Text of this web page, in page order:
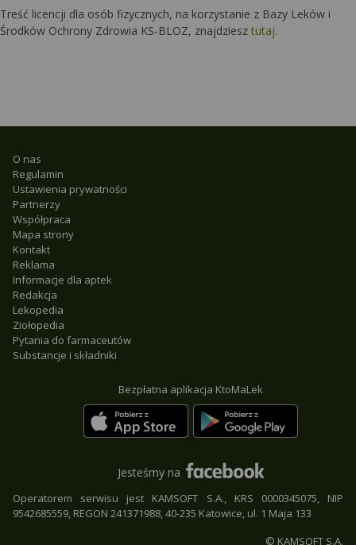
Treść licencji dla osób fizycznych, na korzystanie z Bazy Leków i
Środków Ochrony Zdrowia KS-BLOZ, znajdziesz tutaj.
O nas
Regulamin
Ustawienia prywatności
Partnerzy
Współpraca
Mapa strony
Kontakt
Reklama
Informacje dla aptek
Redakcja
Lekopedia
Ziołopedia
Pytania do farmaceutów
Substancje i składniki
Bezpłatna aplikacja KtoMaLek
Jesteśmy na
Operatorem serwisu jest KAMSOFT S.A., KRS 0000345075, NIP
9542685559, REGON 241371988, 40-235 Katowice, ul. 1 Maja 133
© KAMSOFT S.A.